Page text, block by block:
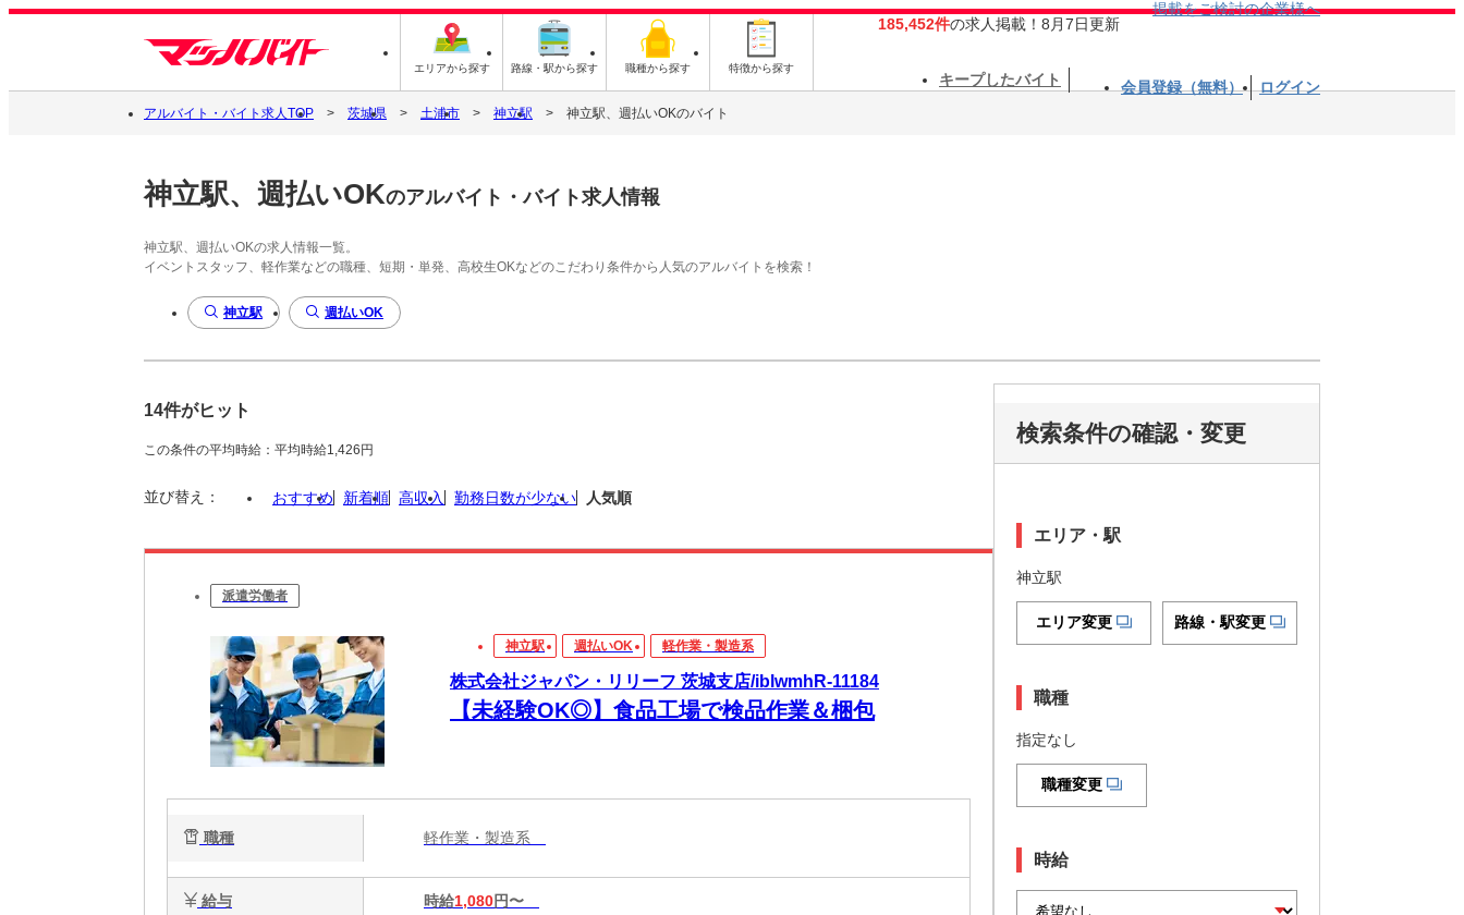
エリアから探す 路線・駅から探す 職種から探す 特徴から探す
185,452件の求人掲載！8月7日更新
掲載をご検討の企業様へ
キープしたバイト 会員登録（無料） ログイン
アルバイト・バイト求人TOP 茨城県 土浦市 神立駅 神立駅、週払いOKのバイト
神立駅、週払いOKのアルバイト・バイト求人情報
神立駅、週払いOKの求人情報一覧。
イベントスタッフ、軽作業などの職種、短期・単発、高校生OKなどのこだわり条件から人気のアルバイトを検索！
神立駅 週払いOK
14件がヒット
この条件の平均時給：平均時給1,426円
並び替え： おすすめ 新着順 高収入 勤務日数が少ない 人気順
派遣労働者
神立駅 週払いOK 軽作業・製造系
株式会社ジャパン・リリーフ 茨城支店/iblwmhR-11184
【未経験OK◎】食品工場で検品作業＆梱包
職種 軽作業・製造系
給与 時給1,080円〜
検索条件の確認・変更
エリア・駅
神立駅
エリア変更 路線・駅変更
職種
指定なし
職種変更
時給